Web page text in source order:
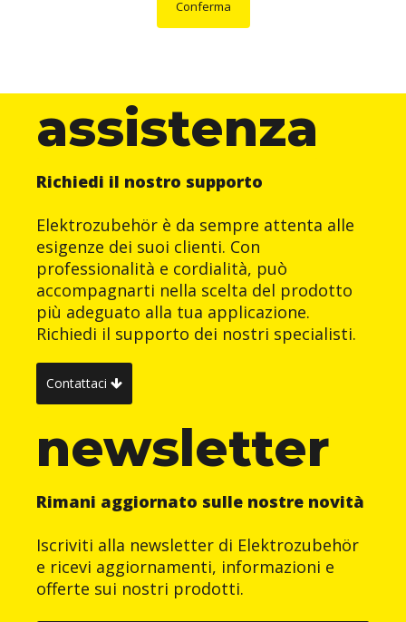
Conferma
assistenza
Richiedi il nostro supporto
Elektrozubehör è da sempre attenta alle
esigenze dei suoi clienti. Con
professionalità e cordialità, può
accompagnarti nella scelta del prodotto
più adeguato alla tua applicazione.
Richiedi il supporto dei nostri specialisti.
Contattaci
newsletter
Rimani aggiornato sulle nostre novità
Iscriviti alla newsletter di Elektrozubehör
e ricevi aggiornamenti, informazioni e
offerte sui nostri prodotti.